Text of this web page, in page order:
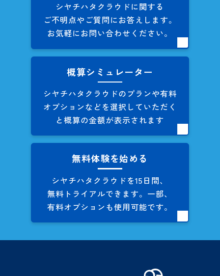
シヤチハタクラウドに関する
ご不明点やご質問にお答えします。
お気軽にお問い合わせください。
概算シミュレーター
シヤチハタクラウドのプランや有料
オプションなどを選択していただく
と概算の金額が表示されます
無料体験を始める
シヤチハタクラウドを15日間、
無料トライアルできます。 一部、
有料オプションも使用可能です。